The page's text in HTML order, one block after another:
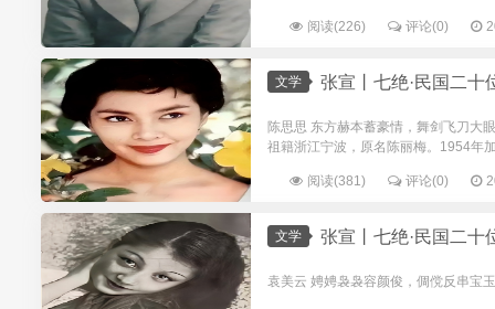
阅读(226) 评论(0)
文学 张宣丨七绝·民国二十位
陈思思 东方赫本蓄豪情，舞剑飞刀大
祖籍浙江宁波，原名陈丽梅。1954年
阅读(381) 评论(0)
文学 张宣丨七绝·民国二十
袁美云 娉娉袅袅容颜俊，倜傥反串宝